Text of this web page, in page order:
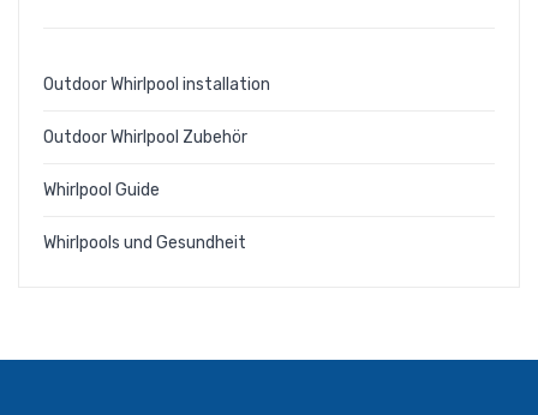
Outdoor Whirlpool installation
Outdoor Whirlpool Zubehör
Whirlpool Guide
Whirlpools und Gesundheit